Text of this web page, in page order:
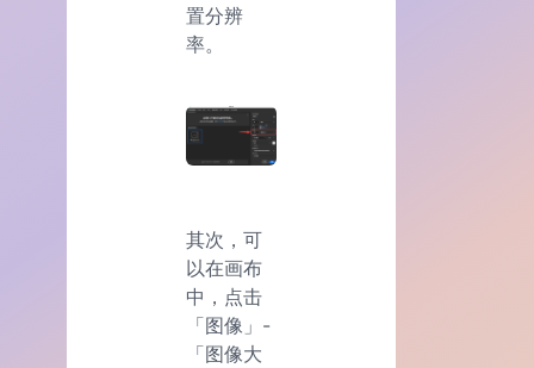
置分辨
率。
其次，可
以在画布
中，点击
「图像」-
「图像大